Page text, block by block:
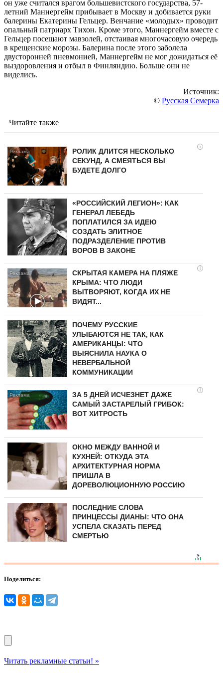
он уже считался врагом большевистского государства, 57-
летний Маннергейм прибывает в Москву и добивается руки
балерины Екатерины Гельцер. Венчание «молодых» проводит
опальный патриарх Тихон. Кроме этого, Маннергейм вместе с
Гельцер посещают мавзолей, отстаивая многочасовую очередь
в крещенские морозы. Балерина после этого заболела
двусторонней пневмонией, Маннергейм не мог дожидаться её
выздоровления и отбыл в Финляндию. Больше они не
виделись.
Источник:
© Русская Семерка
Читайте также
i
РОЛИК ДЛИТСЯ НЕСКОЛЬКО
СЕКУНД, А СМЕЯТЬСЯ ВЫ
БУДЕТЕ ДОЛГО
«РОССИЙСКИЙ ЛЕГИОН»: КАК
ГЕНЕРАЛ ЛЕБЕДЬ
ПОПЛАТИЛСЯ ЗА ИДЕЮ
СОЗДАТЬ ЭЛИТНОЕ
ПОДРАЗДЕЛЕНИЕ ПРОТИВ
ВОРОВ В ЗАКОНЕ
i
СКРЫТАЯ КАМЕРА НА ПЛЯЖЕ
КРЫМА: ЧТО ЛЮДИ
ВЫТВОРЯЮТ, КОГДА ИХ НЕ
ВИДЯТ...
ПОЧЕМУ РУССКИЕ
УЛЫБАЮТСЯ НЕ ТАК, КАК
АМЕРИКАНЦЫ: ЧТО
ВЫЯСНИЛА НАУКА О
НЕВЕРБАЛЬНОЙ
КОММУНИКАЦИИ
i
ЗА 5 ДНЕЙ ИСЧЕЗНЕТ ДАЖЕ
САМЫЙ ЗАСТАРЕЛЫЙ ГРИБОК:
ВОТ ХИТРОСТЬ
ОКНО МЕЖДУ ВАННОЙ И
КУХНЕЙ: ОТКУДА ЭТА
АРХИТЕКТУРНАЯ НОРМА
ПРИШЛА В
ДОРЕВОЛЮЦИОННУЮ РОССИЮ
ПОСЛЕДНИЕ СЛОВА
ПРИНЦЕССЫ ДИАНЫ: ЧТО ОНА
УСПЕЛА СКАЗАТЬ ПЕРЕД
СМЕРТЬЮ
Поделиться:
Читать рекламные статьи! »